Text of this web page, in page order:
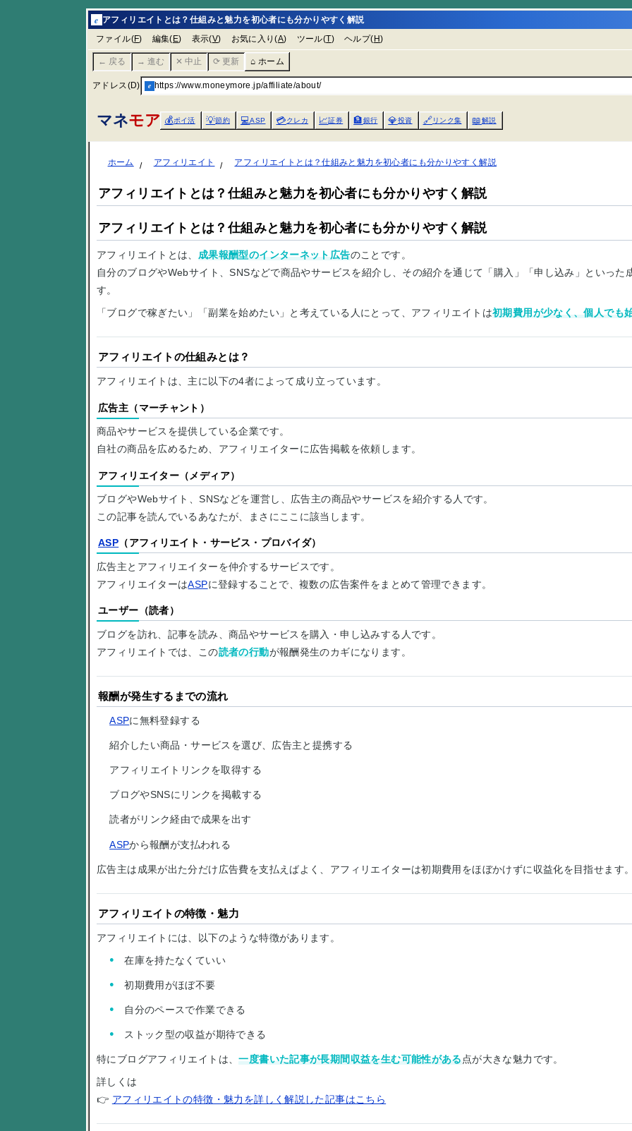
e アフィリエイトとは？仕組みと魅力を初心者にも分かりやすく解説
ファイル(F) 編集( E) 表示(V) お気に入り(A) ツール(T) ヘルプ( H)
← 戻る → 進む ✕ 中止 ⟳ 更新 ⌂ ホーム
アドレス(D) e https://www.moneymore.jp/affiliate/about/
マネモア 💰ポイ活 💡節約 💻ASP 💳クレカ 📈証券 🏦銀行 💎投資 🔗リンク集 📖解説
ホーム アフィリエイト アフィリエイトとは？仕組みと魅力を初心者にも分かりやすく解説
アフィリエイトとは？仕組みと魅力を初心者にも分かりやすく解説
アフィリエイトとは？仕組みと魅力を初心者にも分かりやすく解説
アフィリエイトとは、 成果報酬型のインターネット広告のことです。
自分のブログやWebサイト、SNSなどで商品やサービスを紹介し、その紹介を通じて「購入」「申し込み」といっ
す。
「ブログで稼ぎたい」「副業を始めたい」と考えている人にとって、アフィリエイトは初期費用が少なく、個人でも
アフィリエイトの仕組みとは？
アフィリエイトは、主に以下の4者によって成り立っています。
広告主（マーチャント）
商品やサービスを提供している企業です。
自社の商品を広めるため、アフィリエイターに広告掲載を依頼します。
アフィリエイター（メディア）
ブログやWebサイト、SNSなどを運営し、広告主の商品やサービスを紹介する人です。
この記事を読んでいるあなたが、まさにここに該当します。
ASP （アフィリエイト・サービス・プロバイダ）
広告主とアフィリエイターを仲介するサービスです。
アフィリエイターはASPに登録することで、複数の広告案件をまとめて管理できます。
ユーザー（読者）
ブログを訪れ、記事を読み、商品やサービスを購入・申し込みする人です。
アフィリエイトでは、この読者の行動が報酬発生のカギになります。
報酬が発生するまでの流れ
ASPに無料登録する
紹介したい商品・サービスを選び、広告主と提携する
アフィリエイトリンクを取得する
ブログやSNSにリンクを掲載する
読者がリンク経由で成果を出す
ASPから報酬が支払われる
広告主は成果が出た分だけ広告費を支払えばよく、アフィリエイターは初期費用をほぼかけずに収益化を目指せます
アフィリエイトの特徴・魅力
アフィリエイトには、以下のような特徴があります。
在庫を持たなくていい
初期費用がほぼ不要
自分のペースで作業できる
ストック型の収益が期待できる
特にブログアフィリエイトは、一度書いた記事が長期間収益を生む可能性がある点が大きな魅力です。
詳しくは
👉 アフィリエイトの特徴・魅力を詳しく解説した記事はこちら